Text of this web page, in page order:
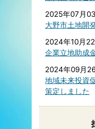
2025年07月
大野市土地開
2024年10月
企業立地助成
2024年09月
地域未来投資
策定しました